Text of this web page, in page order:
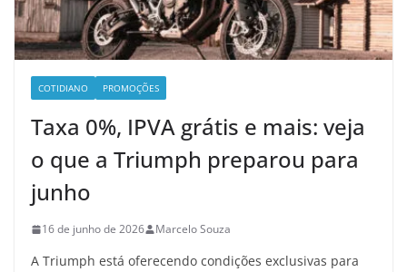
COTIDIANO PROMOÇÕES
Taxa 0%, IPVA grátis e mais: veja
o que a Triumph preparou para
junho
16 de junho de 2026 Marcelo Souza
A Triumph está oferecendo condições exclusivas para